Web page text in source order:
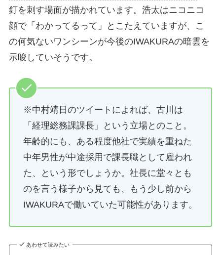
釘を刺す場面が描かれています。浩太はニコニコ
顔で「わかってるって」とこたえていますが、こ
の何気ないワンシーンが今後のIWAKURAの暗雲を
示唆していそうです。
※中村靖日のツイートによれば、古川は
「経理総務課課長」という立場とのこと。
年齢的にも、ある程度他社で実績を重ねた
中年男性が中途採用で課長職として雇われ
た、という形でしょうか。社長に堂々とも
のを言う様子から見ても、もう少し前から
IWAKURAで働いていた可能性があります。
あわせて読みたい